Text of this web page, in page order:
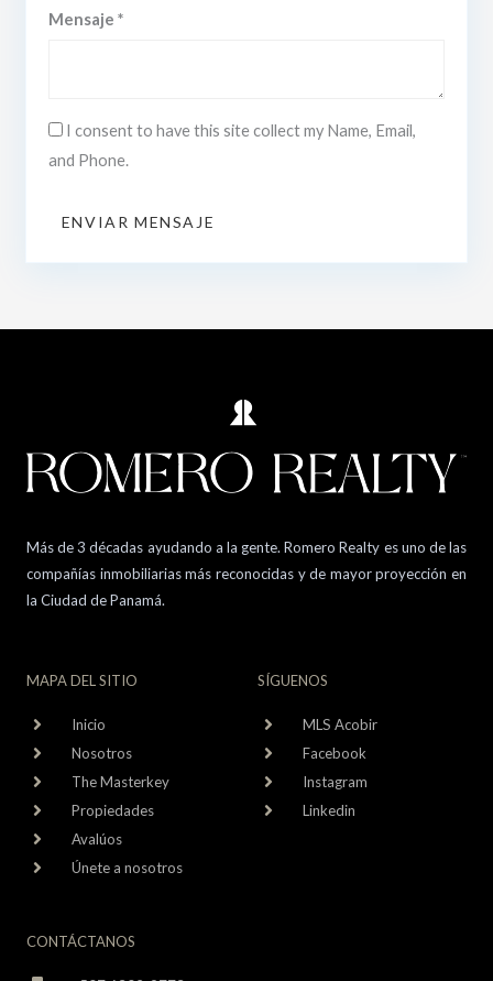
Mensaje *
I consent to have this site collect my Name, Email,
and Phone.
ENVIAR MENSAJE
Más de 3 décadas ayudando a la gente. Romero Realty es uno de las
compañías inmobiliarias más reconocidas y de mayor proyección en
la Ciudad de Panamá.
MAPA DEL SITIO
Inicio
Nosotros
The Masterkey
Propiedades
Avalúos
Únete a nosotros
SÍGUENOS
MLS Acobir
Facebook
Instagram
Linkedin
CONTÁCTANOS